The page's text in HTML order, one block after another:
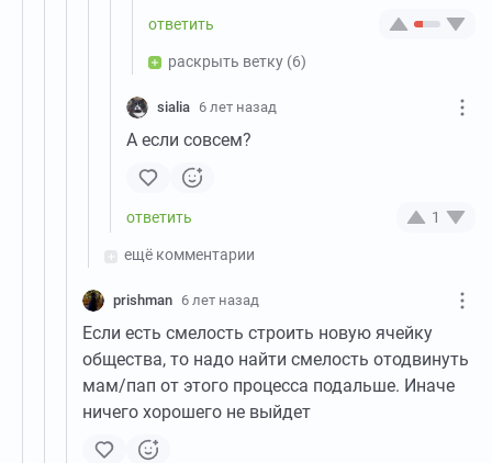
раскрыть ветку (6)
sialia 6 лет назад
А если совсем?
1
ещё комментарии
prishman 6 лет назад
Если есть смелость строить новую ячейку
общества, то надо найти смелость отодвинуть
мам/пап от этого процесса подальше. Иначе
ничего хорошего не выйдет